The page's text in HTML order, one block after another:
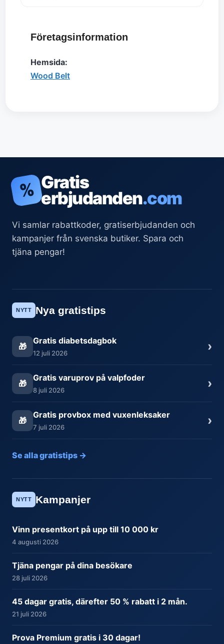
Företagsinformation
Hemsida:
Wood Belt
% Gratis
erbjudanden.com
Vi samlar rabattkoder, gratiserbjudanden och
kampanjer från svenska butiker. Spara och
tjäna pengar!
NYTT Nya gratistips
🎁
Gratis diabetsdagbok
12 juli 2026 ›
🎁
Gratis varuprov på valpfoder
8 juli 2026 ›
🎁
Gratis provbox med vuxenleksaker
7 juli 2026 ›
Se alla gratistips →
NYTT Kampanjer
Vinn presentkort på upp till 10 000 kr
4 augusti 2026
Tjäna pengar på dina besökare
28 juli 2026
45 dagar gratis, därefter 50 % rabatt i 2 mån.
21 juli 2026
Prova Premium gratis i 30 dagar!